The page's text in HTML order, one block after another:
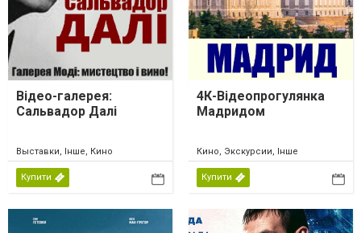
Відео-галерея:
Сальвадор Далі
Выставки, Інше, Кино
Купити
4К-Відеопрогулянка
Мадридом
Кино, Экскурсии, Інше
Купити